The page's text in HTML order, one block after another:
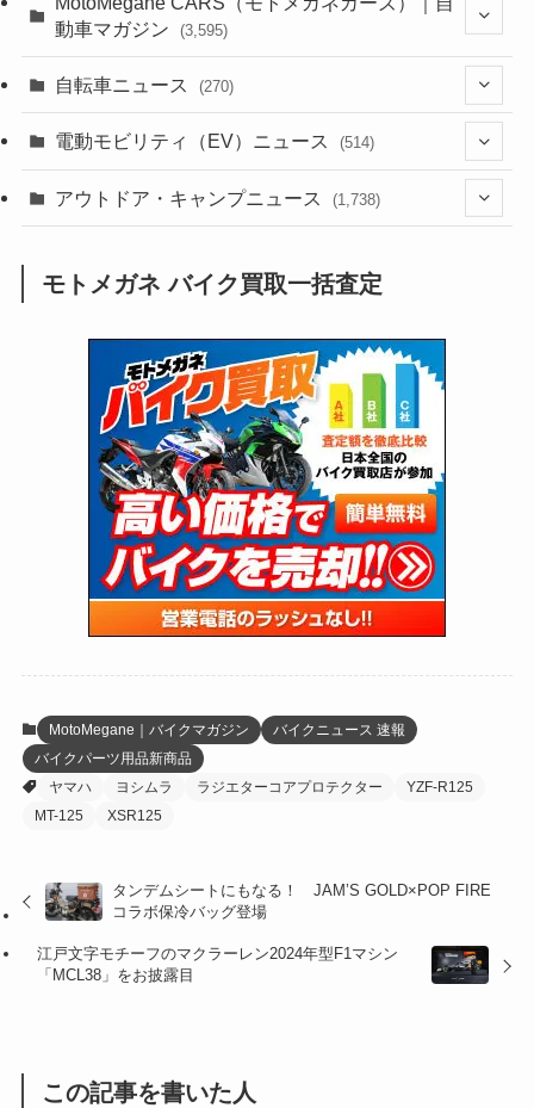
(637)
(118)
(60)
(31)
(51)
(34)
(5)
(12)
(63)
(109)
(251)
(38)
(24)
(16)
(25)
(24)
(46)
(15)
(5)
(249)
(64)
(16)
(62)
(4)
(6)
(17)
(5)
(32)
(306)
(6,953)
(2,473)
(249)
(1,226)
(12)
(131)
(38)
(131)
(167)
(85)
(21)
(61)
(171)
(98)
(13)
(60)
(274)
(171)
(38)
(47)
(59)
(36)
(1)
(1)
(66)
(16)
(141)
(254)
(204)
(1,138)
(166)
(23)
(33)
(34)
(35)
(41)
(415)
(16)
動車マガジン
(3,595)
(184)
(137)
(72)
(2,738)
(126)
(170)
自転車ニュース (270)
(54)
(211)
電動モビリティ（EV）ニュース (514)
(132)
(171)
(118)
(27)
アウトドア・キャンプニュース (1,738)
(1,605)
(147)
(13)
(19)
(12)
(16)
(1)
(55)
モトメガネ バイク買取一括査定
MotoMegane｜バイクマガジン
バイクニュース 速報
バイクパーツ用品新商品
ヤマハ
ヨシムラ ラジエターコアプロテクター
YZF-R125
MT-125
XSR125
タンデムシートにもなる！ JAM’S GOLD×POP FIRE
コラボ保冷バッグ登場
江戸文字モチーフのマクラーレン2024年型F1マシン
「MCL38」をお披露目
この記事を書いた人